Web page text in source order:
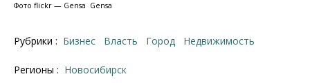
Фото flickr — Gensa Gensa
Рубрики : Бизнес Власть Город Недвижимость
Регионы : Новосибирск